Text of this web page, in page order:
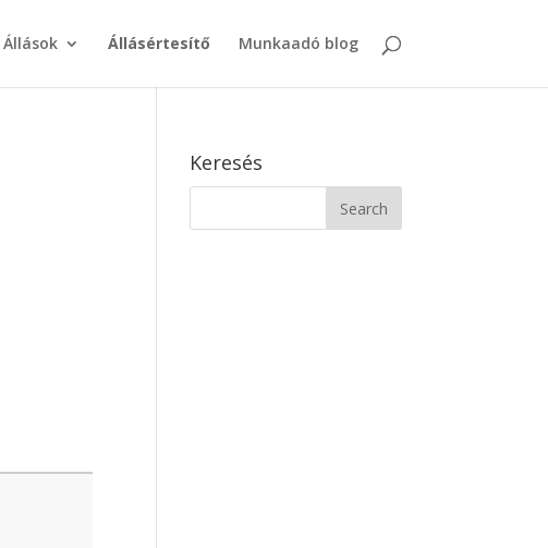
Állások Állásértesítő Munkaadó blog
Keresés